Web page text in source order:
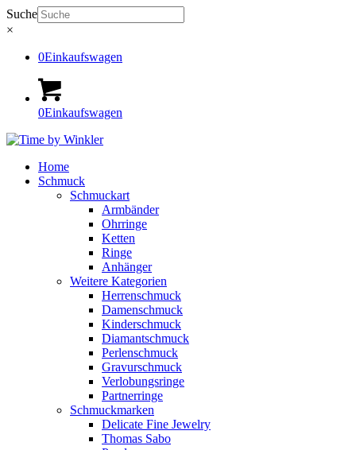
Suche
×
0Einkaufswagen
0Einkaufswagen
Home
Schmuck
Schmuckart
Armbänder
Ohrringe
Ketten
Ringe
Anhänger
Weitere Kategorien
Herrenschmuck
Damenschmuck
Kinderschmuck
Diamantschmuck
Perlenschmuck
Gravurschmuck
Verlobungsringe
Partnerringe
Schmuckmarken
Delicate Fine Jewelry
Thomas Sabo